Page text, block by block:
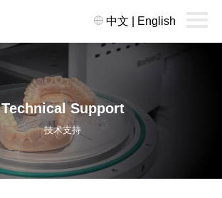
中文 English
Technical Support
技术支持